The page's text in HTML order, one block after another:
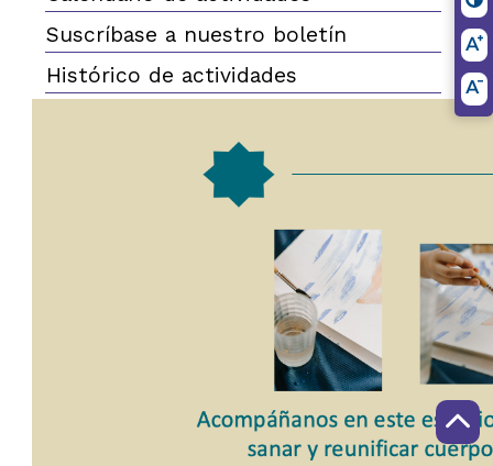
Suscríbase a nuestro boletín
Histórico de actividades